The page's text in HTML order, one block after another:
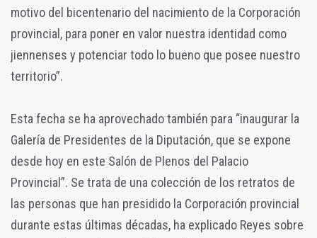
motivo del bicentenario del nacimiento de la Corporación
provincial, para poner en valor nuestra identidad como
jiennenses y potenciar todo lo bueno que posee nuestro
territorio”.
Esta fecha se ha aprovechado también para “inaugurar la
Galería de Presidentes de la Diputación, que se expone
desde hoy en este Salón de Plenos del Palacio
Provincial”. Se trata de una colección de los retratos de
las personas que han presidido la Corporación provincial
durante estas últimas décadas, ha explicado Reyes sobre